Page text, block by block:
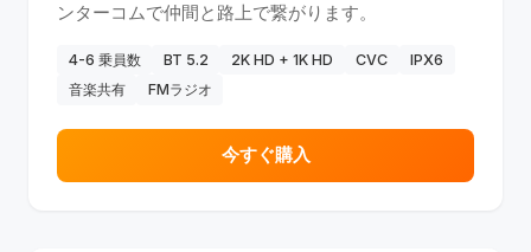
ンターコムで仲間と路上で繋がります。
4-6 乗員数 BT 5.2 2K HD + 1K HD CVC
IPX6
音楽共有
FMラジオ
今すぐ購入